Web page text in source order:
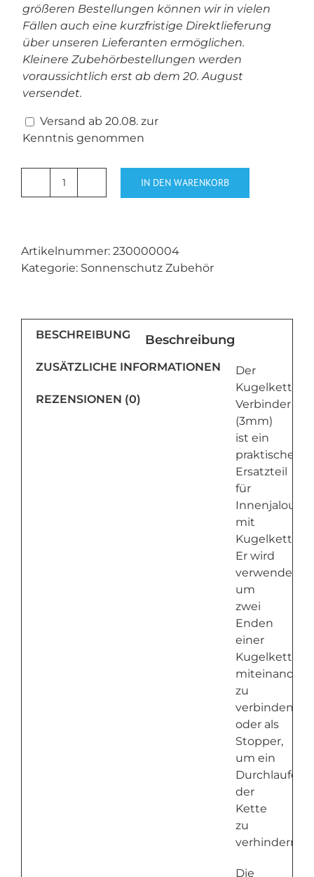
größeren Bestellungen können wir in vielen
Fällen auch eine kurzfristige Direktlieferung
über unseren Lieferanten ermöglichen.
Kleinere Zubehörbestellungen werden
voraussichtlich erst ab dem 20. August
versendet.
Versand ab 20.08. zur
Kenntnis genommen
Kugelkette
Jalousie
–
Menge
IN DEN WARENKORB
Artikelnummer: 230000004
Kategorie: Sonnenschutz Zubehör
BESCHREIBUNG
ZUSÄTZLICHE INFORMATIONEN
REZENSIONEN (0)
Beschreibung
Der
Kugelkette
Verbinder
(3mm)
ist ein
praktisches
Ersatzteil
für
mit
Er wird
verwendet,
um
zwei
Enden
einer
Kugelkette
miteinander
zu
verbinden
oder als
Stopper,
um ein
Durchlaufen
der
Kette
zu
verhindern.
Die